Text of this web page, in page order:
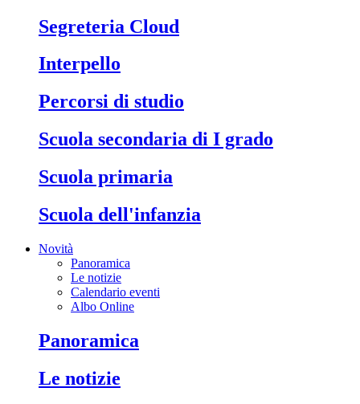
Segreteria Cloud
Interpello
Percorsi di studio
Scuola secondaria di I grado
Scuola primaria
Scuola dell'infanzia
Novità
Panoramica
Le notizie
Calendario eventi
Albo Online
Panoramica
Le notizie